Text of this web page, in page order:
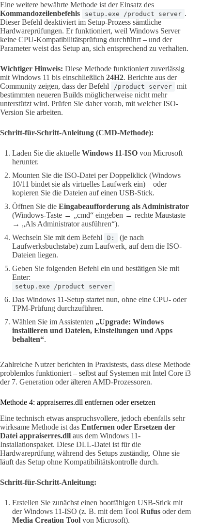
Eine weitere bewährte Methode ist der Einsatz des
Kommandozeilenbefehls
setup.exe /product server .
Dieser Befehl deaktiviert im Setup-Prozess sämtliche
Hardwareprüfungen. Er funktioniert, weil Windows Server
keine CPU-Kompatibilitätsprüfung durchführt – und der
Parameter weist das Setup an, sich entsprechend zu verhalten.
Wichtiger Hinweis: Diese Methode funktioniert zuverlässig
mit Windows 11 bis einschließlich 24H2. Berichte aus der
Community zeigen, dass der Befehl
/product server
mit
bestimmten neueren Builds möglicherweise nicht mehr
unterstützt wird. Prüfen Sie daher vorab, mit welcher ISO-
Version Sie arbeiten.
Schritt-für-Schritt-Anleitung (CMD-Methode):
Laden Sie die aktuelle Windows 11-ISO von Microsoft
herunter.
Mounten Sie die ISO-Datei per Doppelklick (Windows
10/11 bindet sie als virtuelles Laufwerk ein) – oder
kopieren Sie die Dateien auf einen USB-Stick.
Öffnen Sie die Eingabeaufforderung als Administrator
(Windows-Taste → „cmd“ eingeben → rechte Maustaste
→ „Als Administrator ausführen“).
Wechseln Sie mit dem Befehl
D:
(je nach
Laufwerksbuchstabe) zum Laufwerk, auf dem die ISO-
Dateien liegen.
Geben Sie folgenden Befehl ein und bestätigen Sie mit
Enter:
setup.exe /product server
Das Windows 11-Setup startet nun, ohne eine CPU- oder
TPM-Prüfung durchzuführen.
Wählen Sie im Assistenten „Upgrade: Windows
installieren und Dateien, Einstellungen und Apps
behalten“.
Zahlreiche Nutzer berichten in Praxistests, dass diese Methode
problemlos funktioniert – selbst auf Systemen mit Intel Core i3
der 7. Generation oder älteren AMD-Prozessoren.
Methode 4: appraiserres.dll entfernen oder ersetzen
Eine technisch etwas anspruchsvollere, jedoch ebenfalls sehr
wirksame Methode ist das Entfernen oder Ersetzen der
Datei appraiserres.dll aus dem Windows 11-
Installationspaket. Diese DLL-Datei ist für die
Hardwareprüfung während des Setups zuständig. Ohne sie
läuft das Setup ohne Kompatibilitätskontrolle durch.
Schritt-für-Schritt-Anleitung:
Erstellen Sie zunächst einen bootfähigen USB-Stick mit
der Windows 11-ISO (z. B. mit dem Tool Rufus oder dem
Media Creation Tool von Microsoft).